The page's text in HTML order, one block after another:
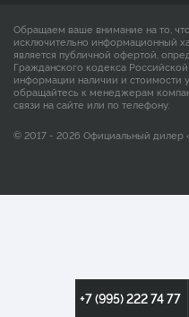
+7 (995) 222 74 77
Обращаем ваше внимание на то,
исключительно информационный
является публичной офертой,
Гражданского кодекса
информации наличии и стоимости
обращайтесь к менеджерам
связи на сайте или по телефону.
© 2017 - 2026 Официальный дилер